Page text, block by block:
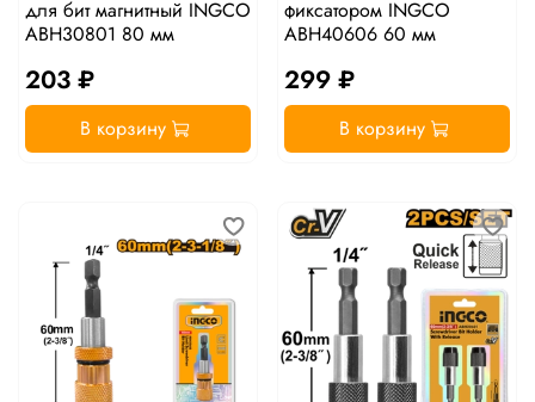
для бит магнитный INGCO
ABH30801 80 мм
203 ₽
В корзину
фиксатором INGCO
ABH40606 60 мм
299 ₽
В корзину